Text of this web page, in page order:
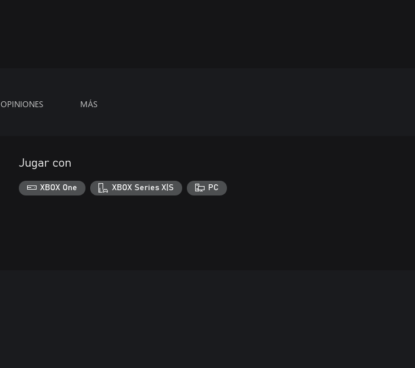
OPINIONES MÁS
Jugar con
XBOX One XBOX Series X|S PC